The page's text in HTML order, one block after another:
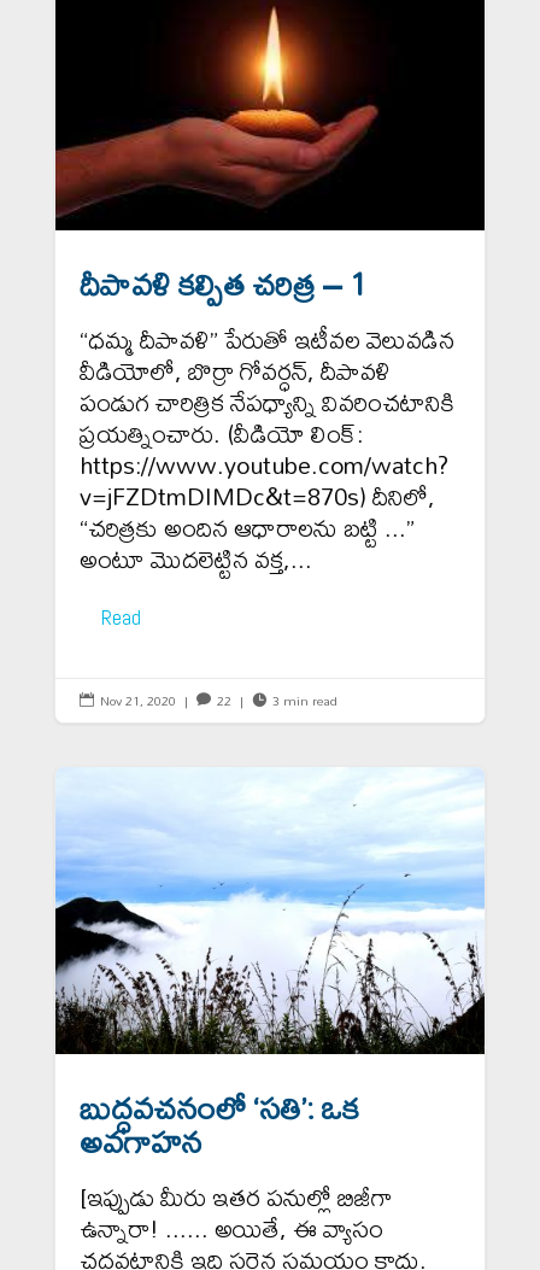
దీపావళి కల్పిత చరిత్ర – 1
“ధమ్మ దీపావళి” పేరుతో ఇటీవల వెలువడిన
వీడియోలో, బొర్రా గోవర్ధన్, దీపావళి
పండుగ చారిత్రిక నేపధ్యాన్ని వివరించటానికి
ప్రయత్నించారు. (వీడియో లింక్:
https://www.youtube.com/watch?
v=jFZDtmDIMDc&t=870s) దీనిలో,
“చరిత్రకు అందిన ఆధారాలను బట్టి ...”
అంటూ మొదలెట్టిన వక్త,...
Read
 Nov 21, 2020 |  22 |  3 min read
బుద్ధవచనంలో ‘సతి’: ఒక
అవగాహన
[ఇప్పుడు మీరు ఇతర పనుల్లో బిజీగా
ఉన్నారా! ...... అయితే, ఈ వ్యాసం
చదవటానికి ఇది సరైన సమయం కాదు.